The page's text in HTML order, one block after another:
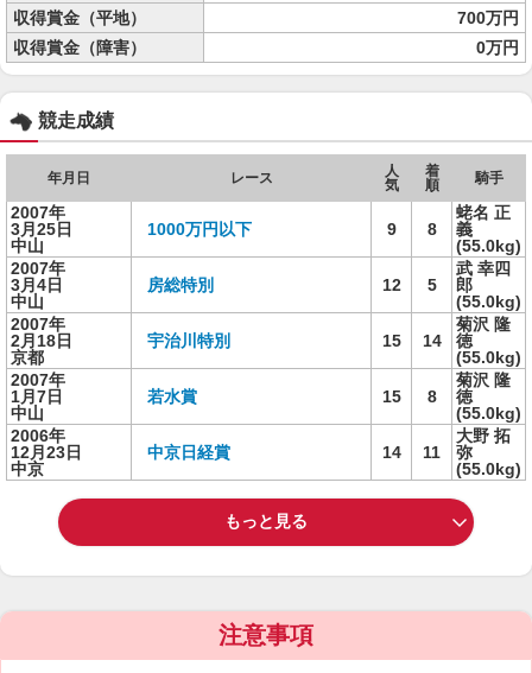
収得賞金（平地）
700万円
収得賞金（障害）
0万円
競走成績
年月日 レース
人
気
着
順
騎手
2007年
3月25日
中山
1000万円以下 9 8
蛯名 正
義
(55.0kg)
2007年
3月4日
中山
房総特別 12 5
武 幸四
郎
(55.0kg)
2007年
2月18日
京都
宇治川特別 15 14
菊沢 隆
徳
(55.0kg)
2007年
1月7日
中山
若水賞 15 8
菊沢 隆
徳
(55.0kg)
2006年
12月23日
中京
中京日経賞 14 11
大野 拓
弥
(55.0kg)
もっと見る
注意事項